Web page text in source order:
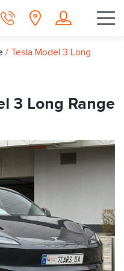
/ Tesla Model 3 Long
3 Long Range